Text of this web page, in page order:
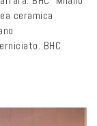
ceramica
BHC